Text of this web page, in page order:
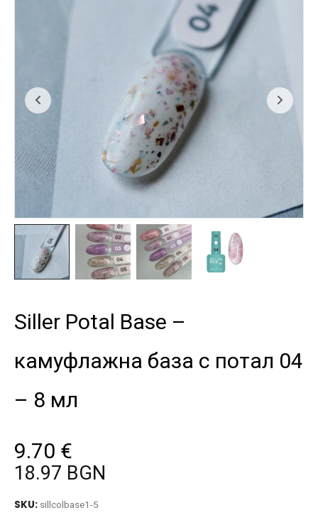
Siller Potal Base –
камуфлажна база с потал 04
– 8 мл
9.70 €
18.97 BGN
SKU: sillcolbase1-5